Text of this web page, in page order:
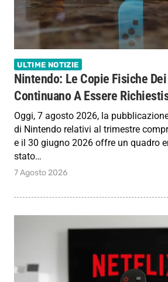
ULTIME NOTIZIE
Nintendo: Le Copie Fisiche
Continuano A Essere
Oggi, 7 agosto 2026, la
di Nintendo relativi al trimestre
e il 30 giugno 2026 offre un quadro
stato…
7 Agosto 2026